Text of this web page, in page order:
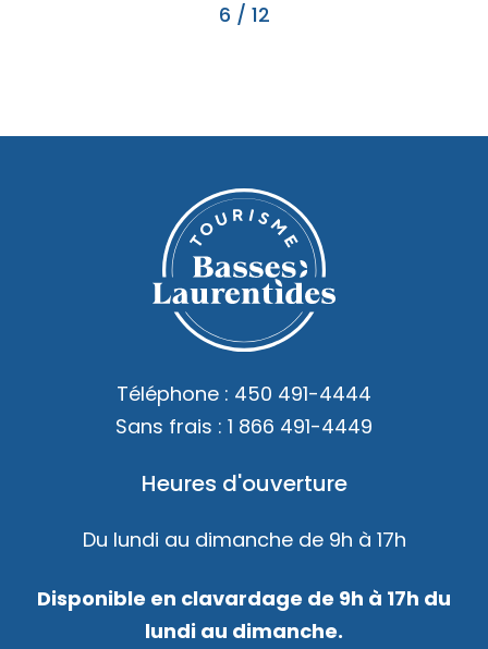
6 / 12
Téléphone : 450 491-4444
Sans frais : 1 866 491-4449
Heures d'ouverture
Du lundi au dimanche de 9h à 17h
Disponible en clavardage de 9h à 17h du
lundi au dimanche.